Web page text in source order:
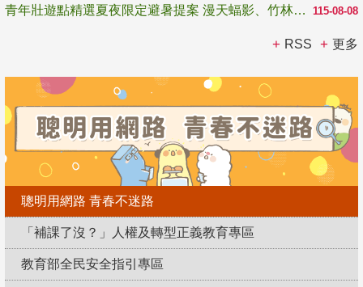
115-08-08
青年壯遊點精選夏夜限定避暑提案 漫天蝠影、竹林尋蛙、茶香夜觀 邀青年暮色出發
RSS 更多
聰明用網路 青春不迷路
「補課了沒？」人權及轉型正義教育專區
教育部全民安全指引專區